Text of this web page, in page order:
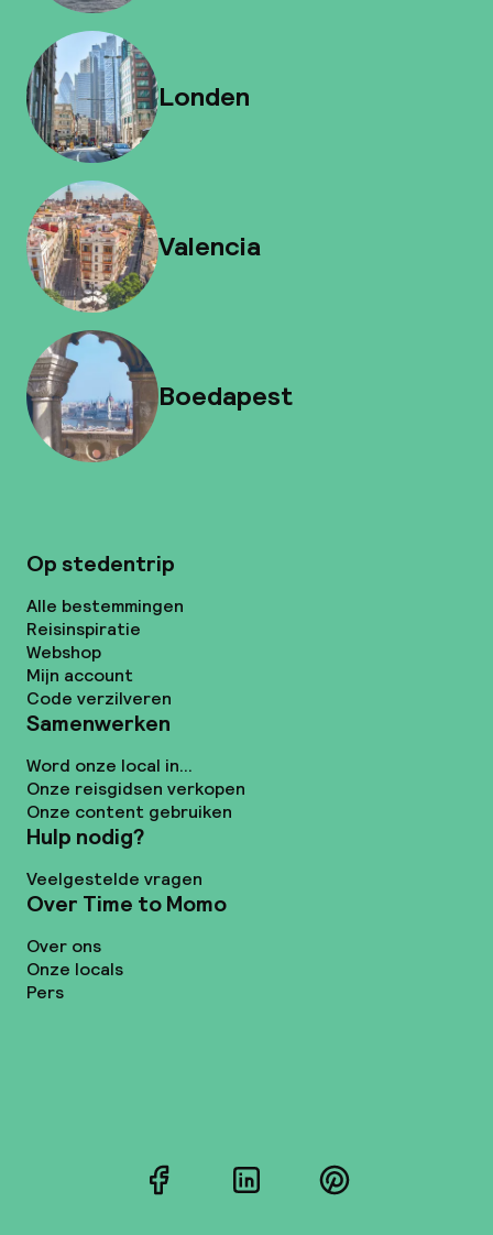
Londen
Valencia
Boedapest
Op stedentrip
Alle bestemmingen
Reisinspiratie
Webshop
Mijn account
Code verzilveren
Samenwerken
Word onze local in...
Onze reisgidsen verkopen
Onze content gebruiken
Hulp nodig?
Veelgestelde vragen
Over Time to Momo
Over ons
Onze locals
Pers
FacebookLinkedInPinterest